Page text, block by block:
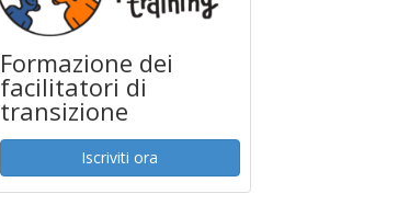
Formazione dei
facilitatori di
transizione
Iscriviti ora